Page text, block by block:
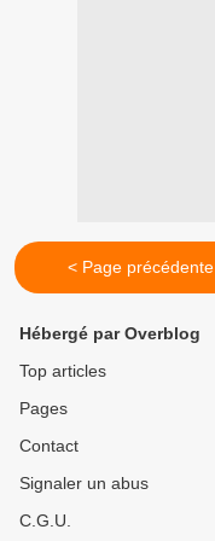
< Page précédente
Hébergé par Overblog
Top articles
Pages
Contact
Signaler un abus
C.G.U.